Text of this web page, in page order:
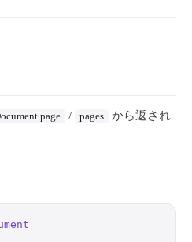
/ pages
から返され